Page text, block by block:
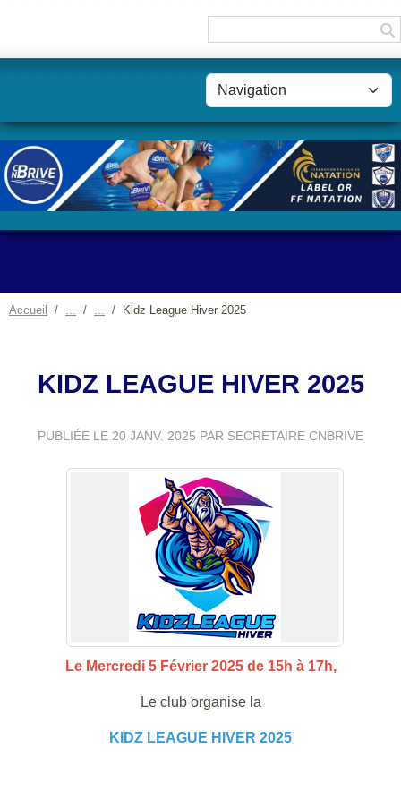
Accueil Kidz League Hiver 2025
KIDZ LEAGUE HIVER 2025
PUBLIÉE LE 20 JANV. 2025 PAR SECRETAIRE CNBRIVE
Le Mercredi 5 Février 2025 de 15h à 17h,
Le club organise la
KIDZ LEAGUE HIVER 2025